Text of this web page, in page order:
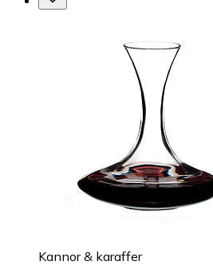
Kannor & karaffer